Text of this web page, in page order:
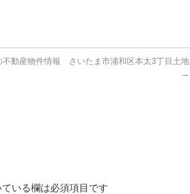
不動産物件情報 さいたま市浦和区本太3丁目土地
→
いる欄は必須項目です